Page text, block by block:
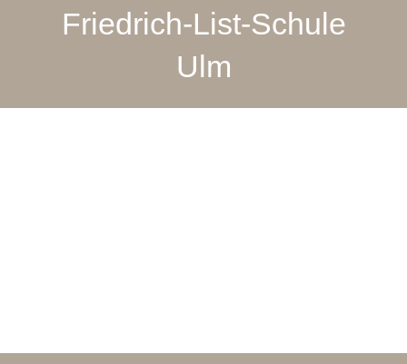
Friedrich-List-Schule
Ulm